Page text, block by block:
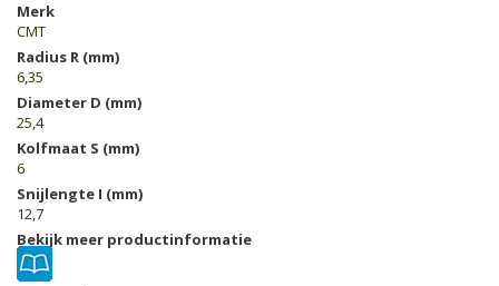
Merk
CMT
Radius R (mm)
6,35
Diameter D (mm)
25,4
Kolfmaat S (mm)
6
Snijlengte I (mm)
12,7
Bekijk meer productinformatie